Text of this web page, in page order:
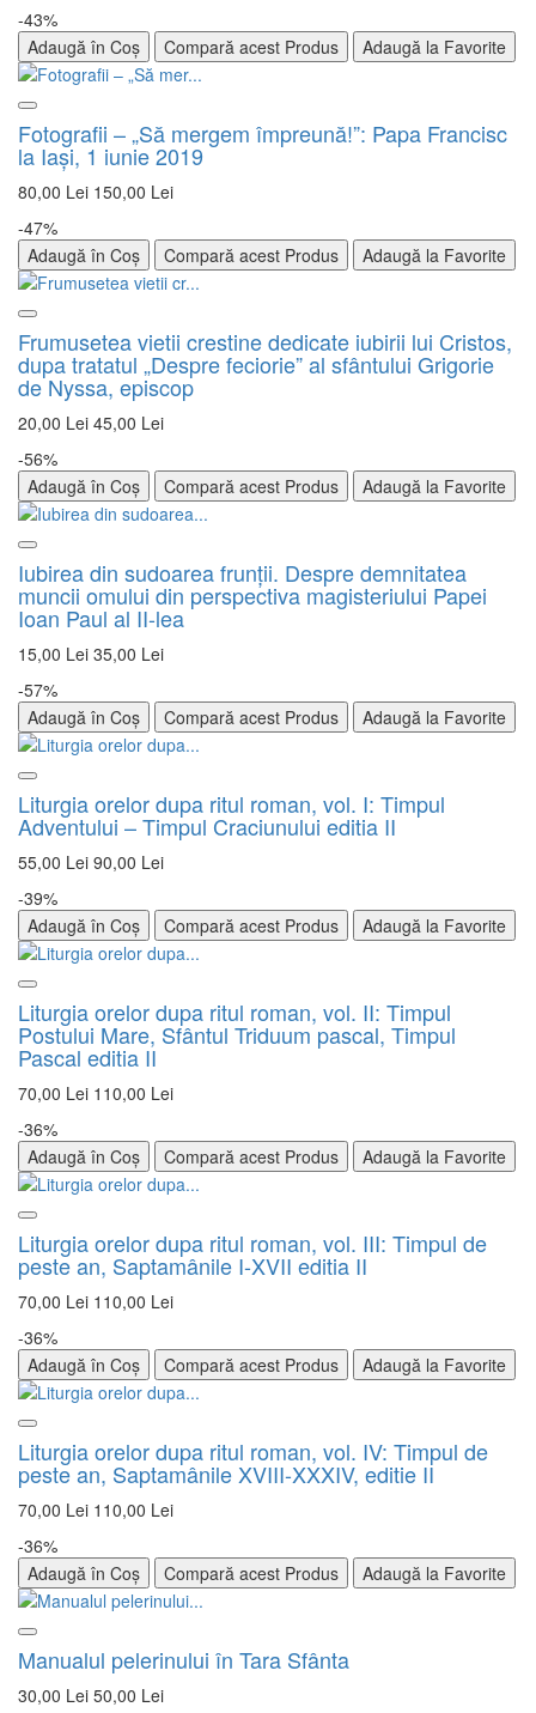
-43%
Adaugă în Coș
Compară acest Produs Adaugă la Favorite
Fotografii – „Să mergem împreună!”: Papa Francisc
la Iaşi, 1 iunie 2019
80,00 Lei 150,00 Lei
-47%
Adaugă în Coș
Compară acest Produs Adaugă la Favorite
Frumusetea vietii crestine dedicate iubirii lui Cristos,
dupa tratatul „Despre feciorie” al sfântului Grigorie
de Nyssa, episcop
20,00 Lei 45,00 Lei
-56%
Adaugă în Coș
Compară acest Produs Adaugă la Favorite
Iubirea din sudoarea frunţii. Despre demnitatea
muncii omului din perspectiva magisteriului Papei
Ioan Paul al II-lea
15,00 Lei 35,00 Lei
-57%
Adaugă în Coș
Compară acest Produs Adaugă la Favorite
Liturgia orelor dupa ritul roman, vol. I: Timpul
Adventului – Timpul Craciunului editia II
55,00 Lei 90,00 Lei
-39%
Adaugă în Coș
Compară acest Produs Adaugă la Favorite
Liturgia orelor dupa ritul roman, vol. II: Timpul
Postului Mare, Sfântul Triduum pascal, Timpul
Pascal editia II
70,00 Lei 110,00 Lei
-36%
Adaugă în Coș
Compară acest Produs Adaugă la Favorite
Liturgia orelor dupa ritul roman, vol. III: Timpul de
peste an, Saptamânile I-XVII editia II
70,00 Lei 110,00 Lei
-36%
Adaugă în Coș
Compară acest Produs Adaugă la Favorite
Liturgia orelor dupa ritul roman, vol. IV: Timpul de
peste an, Saptamânile XVIII-XXXIV, editie II
70,00 Lei 110,00 Lei
-36%
Adaugă în Coș
Compară acest Produs Adaugă la Favorite
Manualul pelerinului în Tara Sfânta
30,00 Lei 50,00 Lei